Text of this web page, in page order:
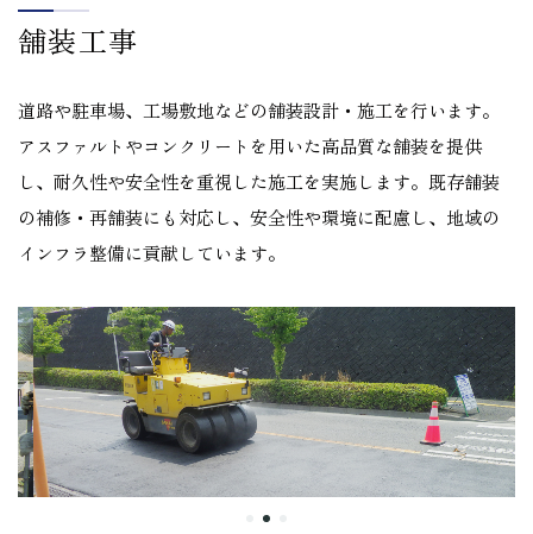
舗装工事
道路や駐車場、工場敷地などの舗装設計・施工を行います。
アスファルトやコンクリートを用いた高品質な舗装を提供
し、耐久性や安全性を重視した施工を実施します。既存舗装
の補修・再舗装にも対応し、安全性や環境に配慮し、地域の
インフラ整備に貢献しています。